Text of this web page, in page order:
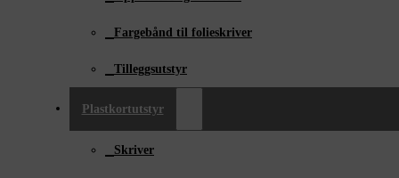
Fargebånd til folieskriver
Tilleggsutstyr
Plastkortutstyr
Skriver